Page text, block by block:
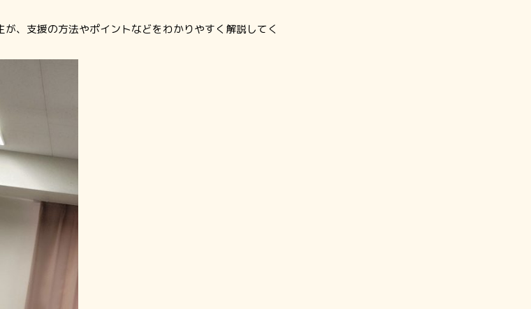
、支援の方法やポイントなどをわかりやすく解説してく